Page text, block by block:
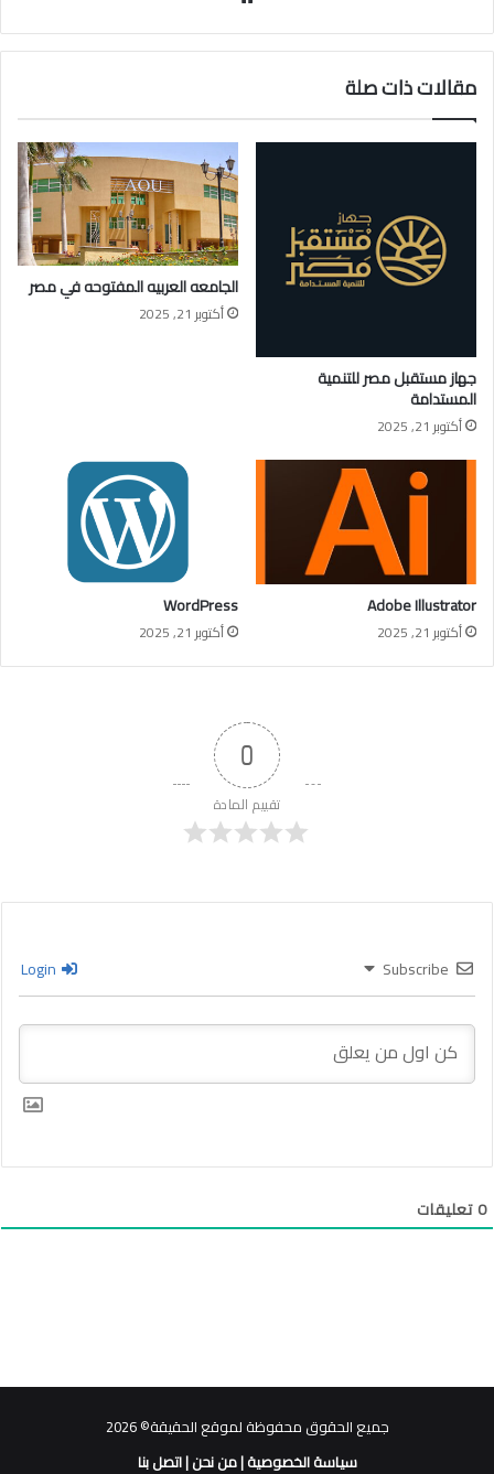
مقالات ذات صلة
جهاز مستقبل مصر للتنمية
المستدامة
أكتوبر 21, 2025
الجامعه العربيه المفتوحه في مصر
أكتوبر 21, 2025
Adobe Illustrator
أكتوبر 21, 2025
WordPress
أكتوبر 21, 2025
0
تقييم المادة
Subscribe
0تعليقات
جميع الحقوق محفوظة لموقع الحقيقة© 2026
سياسة الخصوصية|من نحن|اتصل بنا